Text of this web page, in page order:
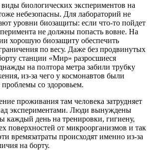
биологических экспериментов на
небезопасны. Для лабораторий не
уровни биозащиты: если что-то пойдет
не должны попасть вовне. На
хорошую биозащиту обеспечить
по весу. Даже без продвинутых
станции «Мир» разросшиеся
на полтора метра забили трубку
из-за чего у космонавтов были
со здоровьем.
проживания там человека затрудняет
экспериментами. Люди вынуждены
каждый день на тренировки, гигиену,
поверхностей от микроорганизмов и так
времязатраты происходят именно из-за
на борту.